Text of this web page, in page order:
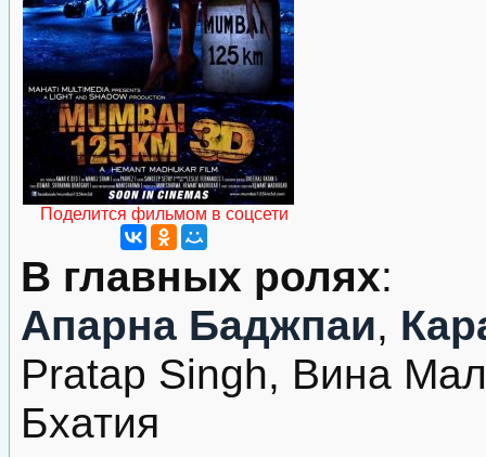
Поделится фильмом в соцсети
В главных ролях:
Апарна Баджпаи,
Pratap Singh, Вина
Бхатия